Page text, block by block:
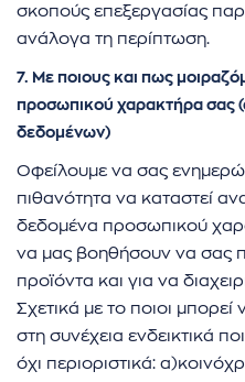
σκοπούς επεξεργασίας
ανάλογα τη περίπτωση.
7. Με ποιους και πως
προσωπικού χαρακτήρα σας
δεδομένων)
Οφείλουμε να σας
πιθανότητα να καταστεί
δεδομένα προσωπικού
να μας βοηθήσουν να σας
προϊόντα και για να
Σχετικά με το ποιοι μπορεί
στη συνέχεια ενδεικτικά
όχι περιοριστικά: